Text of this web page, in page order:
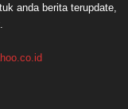
anda berita terupdate,